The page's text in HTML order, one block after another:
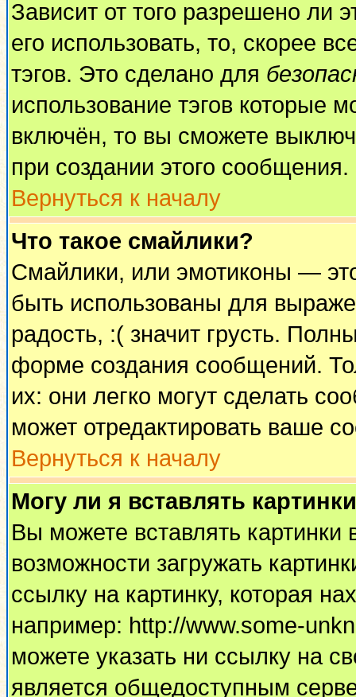
Зависит от того разрешено ли
его использовать, то, скорее
тэгов. Это сделано для
использование тэгов которые
включён, то вы сможете
при создании этого сообщения.
Вернуться к началу
Что такое смайлики?
Смайлики, или эмотиконы —
быть использованы для
радость, :( значит грусть.
форме создания сообщений.
их: они легко могут сделать
может отредактировать ваше
Вернуться к началу
Могу ли я вставлять
Вы можете вставлять
возможности загружать
ссылку на картинку, которая
например: http://www.some-
можете указать ни ссылку на
является общедоступным